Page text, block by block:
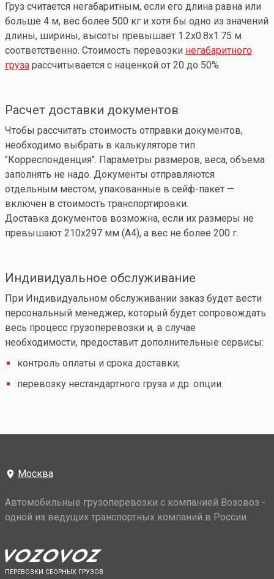
Груз считается негабаритным, если его длина равна или
больше 4 м, вес более 500 кг и хотя бы одно из значений
длины, ширины, высоты превышает 1.2x0.8x1.75 м
соответственно. Стоимость перевозки негабаритного
груза рассчитывается с наценкой от 20 до 50%.
Расчет доставки документов
Чтобы рассчитать стоимость отправки документов,
необходимо выбрать в калькуляторе тип
"Корреспонденция". Параметры размеров, веса, объема
заполнять не надо. Документы отправляются
отдельным местом, упакованные в сейф-пакет —
включен в стоимость транспортировки.
Доставка документов возможна, если их размеры не
превышают 210x297 мм (А4), а вес не более 200 г.
Индивидуальное обслуживание
При Индивидуальном обслуживании заказ будет вести
персональный менеджер, который будет сопровождать
весь процесс грузоперевозки и, в случае
необходимости, предоставит дополнительные сервисы:
контроль оплаты и срока доставки;
перевозку нестандартного груза и др. опции.
Москва
Автомобильные грузоперевозки с компанией Возовоз -
одной из ведущих транспортных компаний в России
ПЕРЕВОЗКИ СБОРНЫХ ГРУЗОВ